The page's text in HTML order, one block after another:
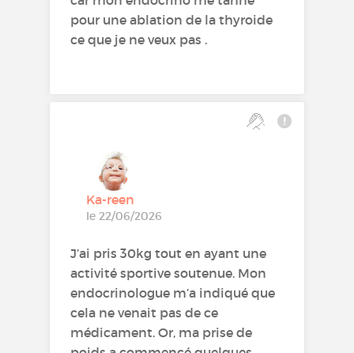
pour une ablation de la thyroide
ce que je ne veux pas .
Ka-reen
le 22/06/2026
J’ai pris 30kg tout en ayant une
activité sportive soutenue. Mon
endocrinologue m’a indiqué que
cela ne venait pas de ce
médicament. Or, ma prise de